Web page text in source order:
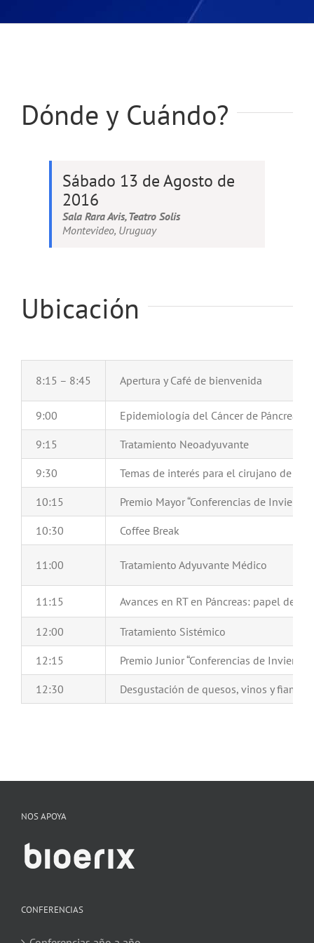
Dónde y Cuándo?
Sábado 13 de Agosto de
2016
Sala Rara Avis, Teatro Solis
Montevideo, Uruguay
Ubicación
8:15 – 8:45 Apertura y Café de bienvenida
9:00 Epidemiología del Cáncer de Páncreas
9:15 Tratamiento Neoadyuvante
9:30 Temas de interés para el cirujano de
10:15 Premio Mayor “Conferencias de Invierno
10:30 Coffee Break
11:00 Tratamiento Adyuvante Médico
11:15 Avances en RT en Páncreas: papel de la
12:00 Tratamiento Sistémico
12:15 Premio Junior “Conferencias de Invierno
12:30 Desgustación de quesos, vinos y
NOS APOYA
CONFERENCIAS